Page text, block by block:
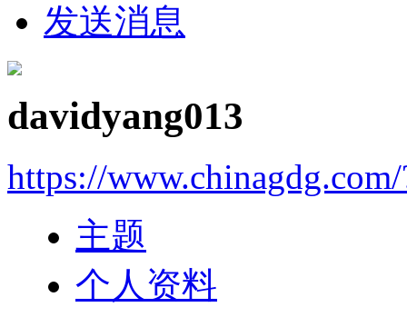
发送消息
davidyang013
https://
主题
个人资料